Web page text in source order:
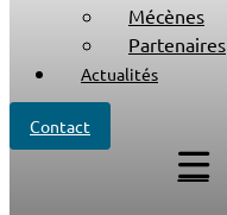
Mécènes
Partenaires
Actualités
Contact